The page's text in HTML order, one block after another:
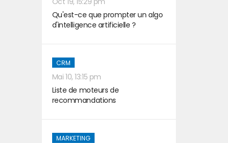
Qu'est-ce que prompter un algo
d'intelligence artificielle ?
CRM
Mai 10, 13:15 pm
Liste de moteurs de
recommandations
MARKETING